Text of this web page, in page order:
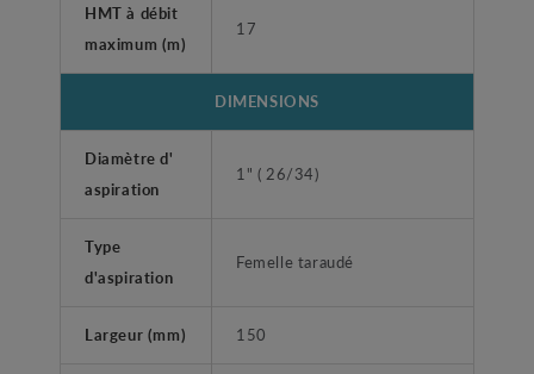
HMT à débit
maximum (m)
17
DIMENSIONS
Diamètre d'
aspiration
1" ( 26/34)
Type
d'aspiration
Femelle taraudé
Largeur (mm) 150